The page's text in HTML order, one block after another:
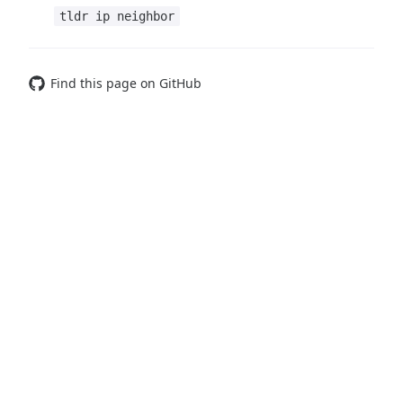
tldr ip neighbor
Find this page on GitHub